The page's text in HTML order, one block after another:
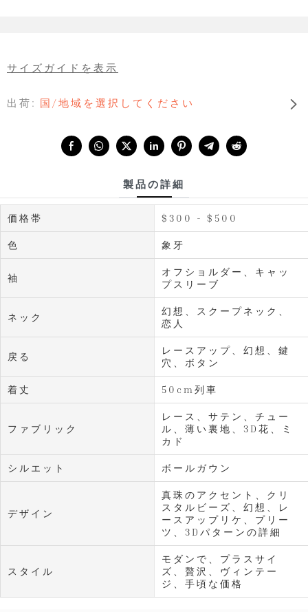
出荷: 国/地域を選択してください
サイズガイドを表示
製品の詳細
価格帯 $300 - $500
色 象牙
袖
オフショルダー、キャッ
プスリーブ
ネック
幻想、スクープネック、
恋人
戻る
レースアップ、幻想、鍵
穴、ボタン
着丈 50cm列車
ファブリック
レース、サテン、チュー
ル、薄い裏地、3D花、ミ
カド
シルエット ボールガウン
デザイン
真珠のアクセント、クリ
スタルビーズ、幻想、レ
ースアップリケ、プリー
ツ、3Dパターンの詳細
スタイル
モダンで、プラスサイ
ズ、贅沢、ヴィンテー
ジ、手頃な価格